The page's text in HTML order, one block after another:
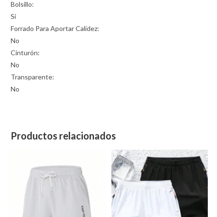
Bolsillo:
Sí
Forrado Para Aportar Calidez:
No
Cinturón:
No
Transparente:
No
Productos relacionados